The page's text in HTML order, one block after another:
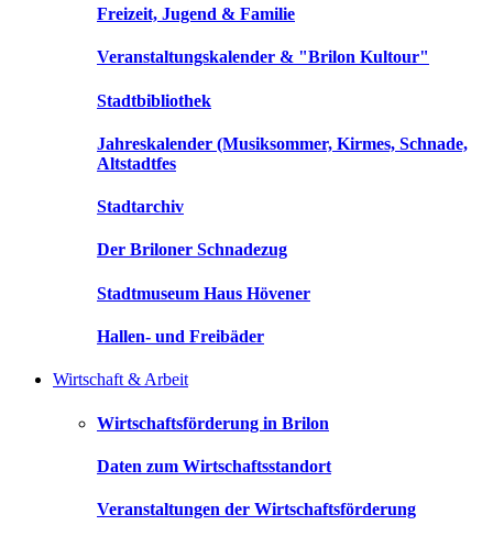
Freizeit, Jugend & Familie
Veranstaltungskalender & "Brilon Kultour"
Stadtbibliothek
Jahreskalender (Musiksommer, Kirmes, Schnade,
Altstadtfes
Stadtarchiv
Der Briloner Schnadezug
Stadtmuseum Haus Hövener
Hallen- und Freibäder
Wirtschaft & Arbeit
Wirtschaftsförderung in Brilon
Daten zum Wirtschaftsstandort
Veranstaltungen der Wirtschaftsförderung